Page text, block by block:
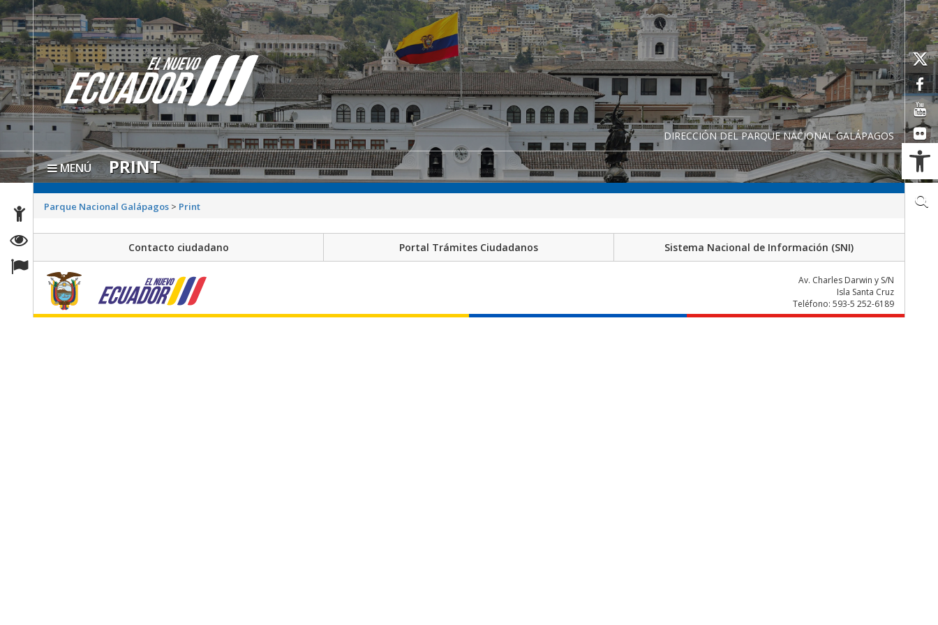
DIRECCIÓN DEL PARQUE NACIONAL GALÁPAGOS
MENÚ PRINT
Parque Nacional Galápagos > Print
Contacto ciudadano Portal Trámites Ciudadanos Sistema Nacional de Información (SNI)
Av. Charles Darwin y S/N
Isla Santa Cruz
Teléfono: 593-5 252-6189